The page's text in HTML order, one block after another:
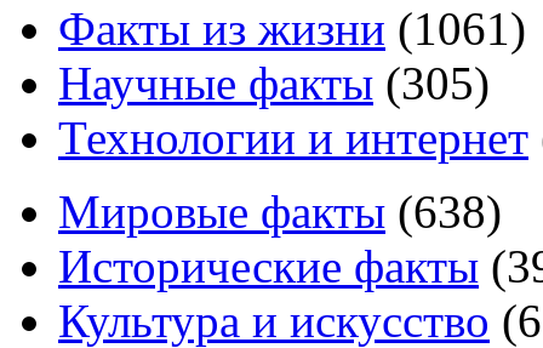
Факты из жизни (1061)
Научные факты (305)
Технологии и интернет
Мировые факты (638)
Исторические факты (
Культура и искусство (